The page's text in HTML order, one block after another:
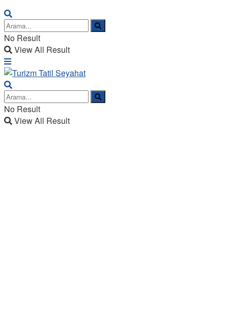
No Result
View All Result
No Result
View All Result